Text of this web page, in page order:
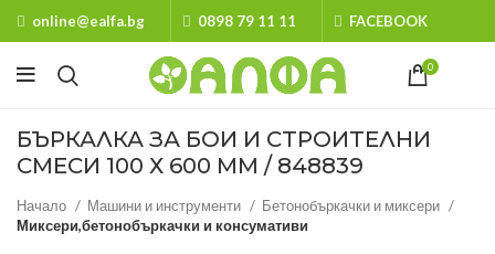
online@ealfa.bg 0898 79 11 11 FACEBOOK
0
БЪРКАЛКА ЗА БОИ И СТРОИТЕЛНИ
СМЕСИ 100 Х 600 ММ / 848839
Начало Машини и инструменти
Бетонобъркачки и миксери
Миксери,бетонобъркачки и консумативи